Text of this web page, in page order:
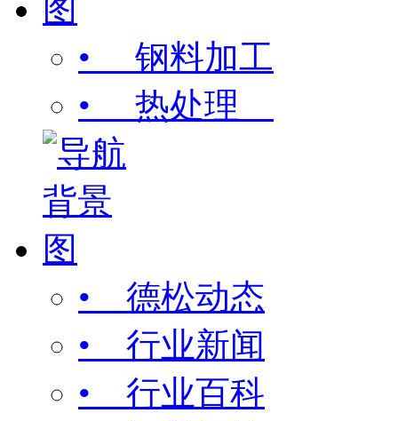
• 钢料加工
• 热处理
• 德松动态
• 行业新闻
• 行业百科